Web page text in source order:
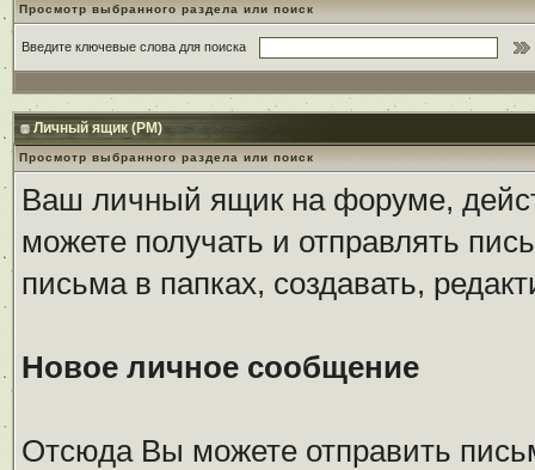
Просмотр выбранного раздела или поиск
Введите ключевые слова для поиска
Личный ящик (PM)
Просмотр выбранного раздела или поиск
Ваш личный ящик на форуме,
можете получать и отправлять
письма в папках, создавать,
Новое личное сообщение
Отсюда Вы можете отправить